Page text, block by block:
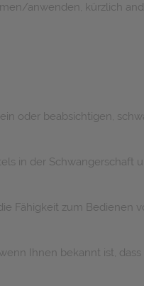
anwenden, kürzlich
oder beabsichtigen,
in der Schwangerschaft
Fähigkeit zum Bedienen
Ihnen bekannt ist,